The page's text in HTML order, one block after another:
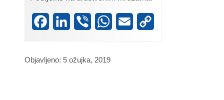
FacebookLinkedInViber WhatsApp
Email
Objavljeno: 5 ožujka, 2019